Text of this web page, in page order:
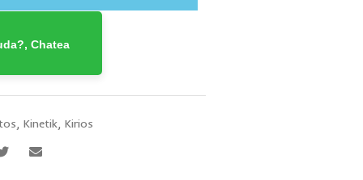
Chatea
, Kinetik, Kirios